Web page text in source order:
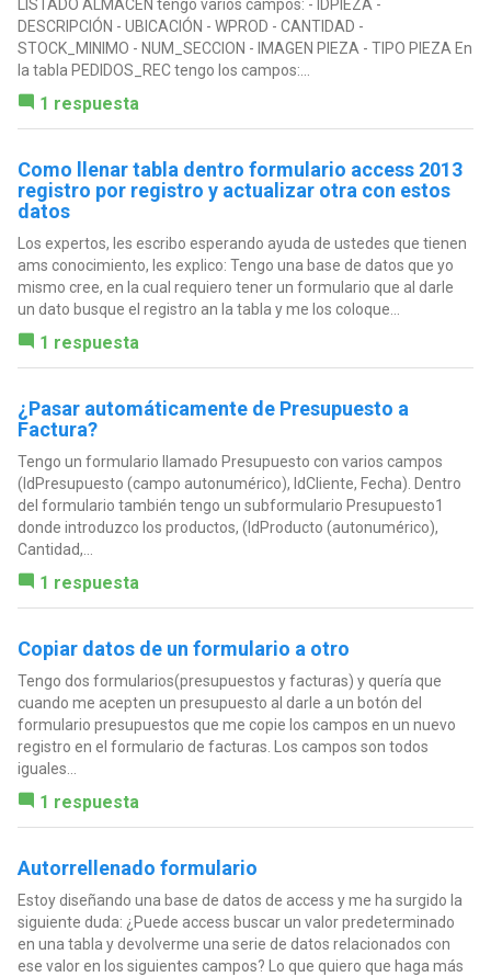
LISTADO ALMACEN tengo varios campos: - IDPIEZA -
DESCRIPCIÓN - UBICACIÓN - WPROD - CANTIDAD -
STOCK_MINIMO - NUM_SECCION - IMAGEN PIEZA - TIPO PIEZA En
la tabla PEDIDOS_REC tengo los campos:...
1 respuesta
Como llenar tabla dentro formulario access 2013
registro por registro y actualizar otra con estos
datos
Los expertos, les escribo esperando ayuda de ustedes que tienen
ams conocimiento, les explico: Tengo una base de datos que yo
mismo cree, en la cual requiero tener un formulario que al darle
un dato busque el registro an la tabla y me los coloque...
1 respuesta
¿Pasar automáticamente de Presupuesto a
Factura?
Tengo un formulario llamado Presupuesto con varios campos
(IdPresupuesto (campo autonumérico), IdCliente, Fecha). Dentro
del formulario también tengo un subformulario Presupuesto1
donde introduzco los productos, (IdProducto (autonumérico),
Cantidad,...
1 respuesta
Copiar datos de un formulario a otro
Tengo dos formularios(presupuestos y facturas) y quería que
cuando me acepten un presupuesto al darle a un botón del
formulario presupuestos que me copie los campos en un nuevo
registro en el formulario de facturas. Los campos son todos
iguales...
1 respuesta
Autorrellenado formulario
Estoy diseñando una base de datos de access y me ha surgido la
siguiente duda: ¿Puede access buscar un valor predeterminado
en una tabla y devolverme una serie de datos relacionados con
ese valor en los siguientes campos? Lo que quiero que haga más